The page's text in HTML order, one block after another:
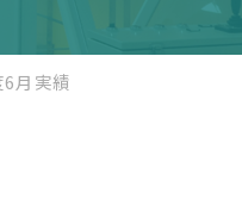
月実績